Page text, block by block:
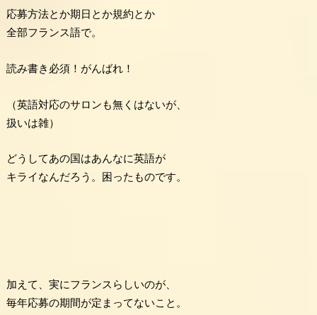
応募方法とか期日とか規約とか
全部フランス語で。
読み書き必須！がんばれ！
（英語対応のサロンも無くはないが、
扱いは雑）
どうしてあの国はあんなに英語が
キライなんだろう。困ったものです。
加えて、実にフランスらしいのが、
毎年応募の期間が定まってないこと。